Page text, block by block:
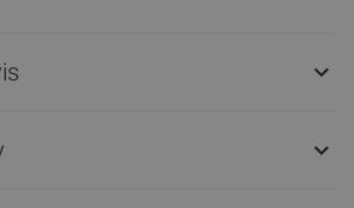

